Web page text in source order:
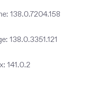
138.0.7204.158
138.0.3351.121
141.0.2